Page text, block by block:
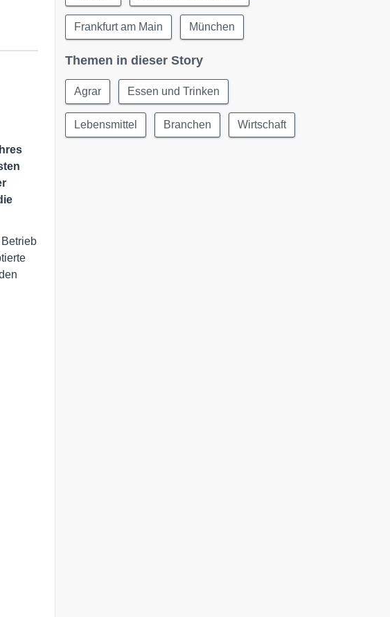
Frankfurt am Main München
Themen in dieser Story
Agrar Essen und Trinken
Lebensmittel Branchen Wirtschaft